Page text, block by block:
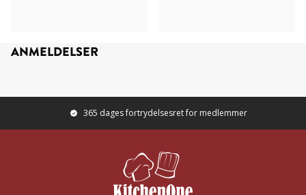
ANMELDELSER
365 dages fortrydelsesret for medlemmer